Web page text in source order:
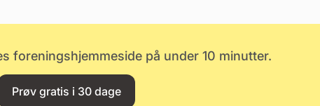
foreningshjemmeside på under 10 minutter.
Prøv gratis i 30 dage